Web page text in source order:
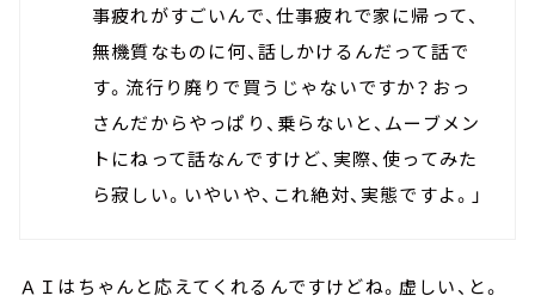
事疲れがすごいんで、仕事疲れで家に帰って、
無機質なものに何、話しかけるんだって話で
す。流行り廃りで買うじゃないですか？おっ
さんだからやっぱり、乗らないと、ムーブメン
トにねって話なんですけど、実際、使ってみた
ら寂しい。いやいや、これ絶対、実態ですよ。」
ＡＩはちゃんと応えてくれるんですけどね。虚しい、と。